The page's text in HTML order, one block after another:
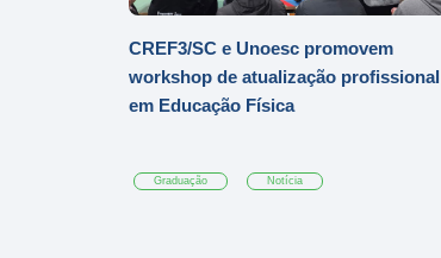
CREF3/SC e Unoesc promovem
workshop de atualização profissional
em Educação Física
Graduação Notícia